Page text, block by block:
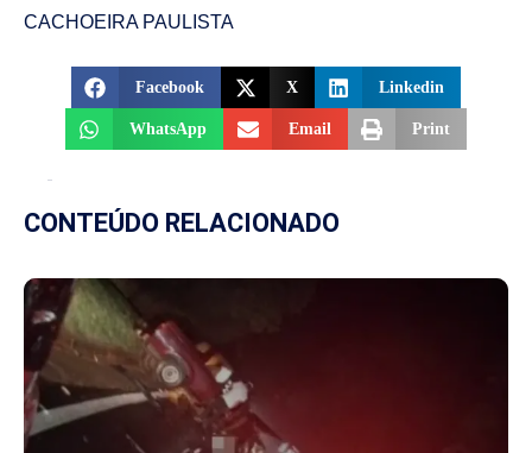
CACHOEIRA PAULISTA
Facebook X Linkedin
WhatsApp Email Print
CONTEÚDO RELACIONADO